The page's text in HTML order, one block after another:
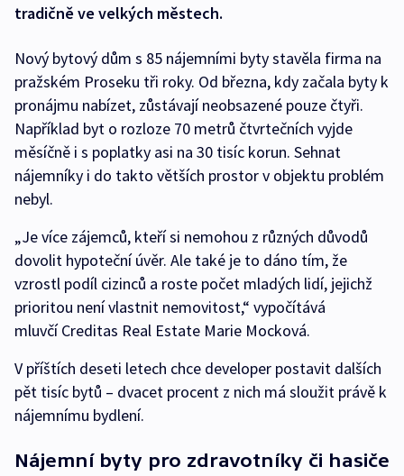
tradičně ve velkých městech.
Nový bytový dům s 85 nájemními byty stavěla firma na
pražském Proseku tři roky. Od března, kdy začala byty k
pronájmu nabízet, zůstávají neobsazené pouze čtyři.
Například byt o rozloze 70 metrů čtvrtečních vyjde
měsíčně i s poplatky asi na 30 tisíc korun. Sehnat
nájemníky i do takto větších prostor v objektu problém
nebyl.
„Je více zájemců, kteří si nemohou z různých důvodů
dovolit hypoteční úvěr. Ale také je to dáno tím, že
vzrostl podíl cizinců a roste počet mladých lidí, jejichž
prioritou není vlastnit nemovitost,“ vypočítává
mluvčí Creditas Real Estate Marie Mocková.
V příštích deseti letech chce developer postavit dalších
pět tisíc bytů – dvacet procent z nich má sloužit právě k
nájemnímu bydlení.
Nájemní byty pro zdravotníky či hasiče